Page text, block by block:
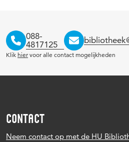
088-
4817125
Klik hier voor alle contact mogelijkheden
CONTACT
Neem contact op met de HU